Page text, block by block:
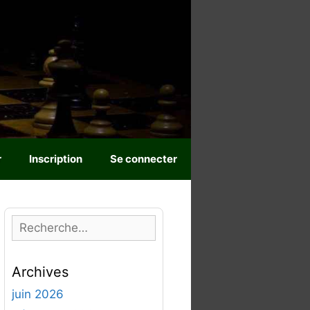
Inscription Se connecter
e
h
e
Archives
juin 2026